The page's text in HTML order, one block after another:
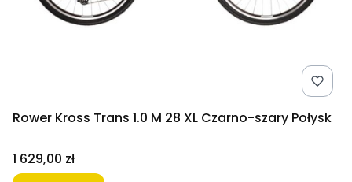
Rower Kross Trans 1.0 M 28 XL Czarno-szary Połysk
Cena
1 629,00 zł